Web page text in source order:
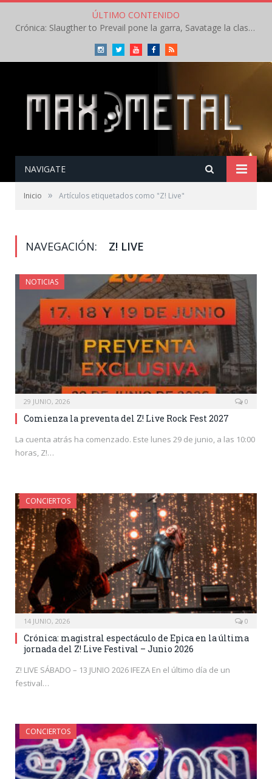
ÚLTIMO CONTENIDO
Crónica: Slaugther to Prevail pone la garra, Savatage la clase en la apertura del Leyendas del Rock – Miércoles – Agosto 2026
InstagramTwitterYoutubeFacebookRSS
NAVIGATE
Inicio » Artículos etiquetados como "Z! Live"
NAVEGACIÓN: Z! LIVE
NOTICIAS
29 JUNIO, 2026 0
Comienza la preventa del Z! Live Rock Fest 2027
La cuenta atrás ha comenzado. Este lunes 29 de junio, a las 10:00
horas, Z!…
CONCIERTOS
14 JUNIO, 2026 0
Crónica: magistral espectáculo de Epica en la última
jornada del Z! Live Festival – Junio 2026
Z! LIVE SÁBADO – 13 JUNIO 2026 IFEZA En el último día de un
festival…
CONCIERTOS